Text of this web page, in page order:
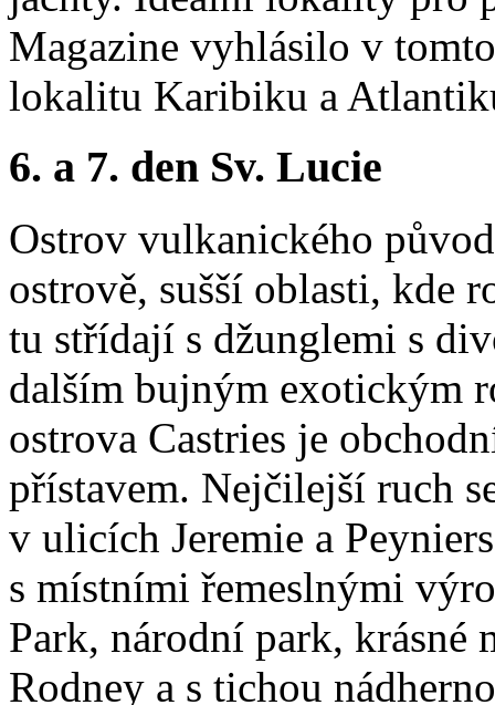
Magazine vyhlásilo v
lokalitu Karibiku a
6. a 7. den Sv. Lucie
Ostrov vulkanického
ostrově, sušší oblasti, kde
tu střídají s džunglemi s
dalším bujným exotickým
ostrova Castries je
přístavem. Nejčilejší ruch
v ulicích Jeremie a
s místními řemeslnými
Park, národní park, krásné
Rodney a s tichou